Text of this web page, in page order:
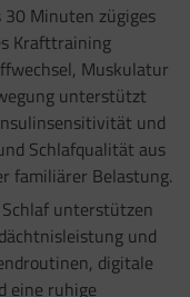
30 Minuten zügiges
Krafttraining
Muskulatur
unterstützt
und
Schlafqualität aus
familiärer Belastung.
unterstützen
und
digitale
eine ruhige